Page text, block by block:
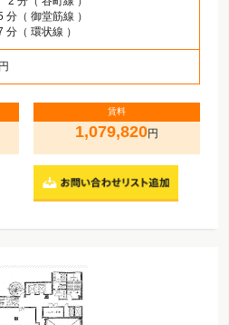
分（ 御堂筋線 ）
分（ 環状線 ）
賃料
1,079,820円